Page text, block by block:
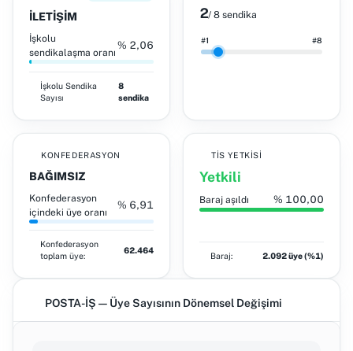
İLETİŞİM
İşkolu
sendikalaşma oranı
% 2,06
İşkolu Sendika
Sayısı
8
sendika
2/ 8 sendika
#1 #8
KONFEDERASYON
BAĞIMSIZ
Konfederasyon
içindeki üye oranı
% 6,91
Konfederasyon
toplam üye:
62.464
TİS YETKISI
Yetkili
Baraj aşıldı % 100,00
Baraj: 2.092 üye (%1)
POSTA-İŞ — Üye Sayısının Dönemsel Değişimi